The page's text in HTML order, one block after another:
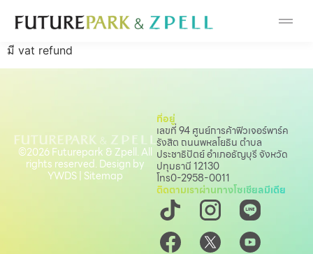
Cosmetic
Department Stores
Food
Furniture
มี vat refund
ที่อยู่
เลขที่ 94 ศูนย์การค้าฟิวเจอร์พาร์ค
รังสิต ถนนพหลโยธิน ตำบล
ประชาธิปัตย์ อำเภอธัญบุรี จังหวัด
ปทุมธานี 12130
โทร0-2958-0011
ติดตามเราผ่านทางโซเชียลมีเดีย
©2026 Futurepark & Zpell. All
rights reserved. Design by
YWDS| Sitemap